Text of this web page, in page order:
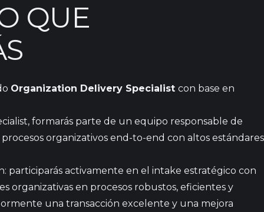
QUE
Organization Delivery Specialist con base en
formarás parte de un equipo responsable de
organizativos end-to-end con altos estándares
participarás activamente en el intake estratégico con
organizativas en procesos robustos, eficientes y
una transacción excelente y una mejora